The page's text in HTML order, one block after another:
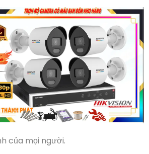
của mọi người.